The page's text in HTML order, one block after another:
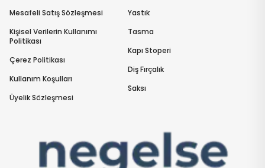
Mesafeli Satış Sözleşmesi
Kişisel Verilerin Kullanımı
Politikası
Çerez Politikası
Kullanım Koşulları
Üyelik Sözleşmesi
Yastık
Tasma
Kapı Stoperi
Diş Fırçalık
Saksı